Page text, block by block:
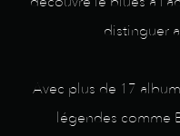
distinguer
Avec plus de 17
légendes comme